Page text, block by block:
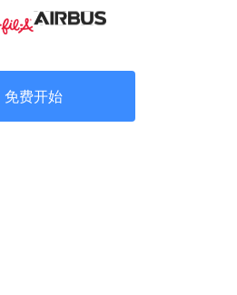
免费开始